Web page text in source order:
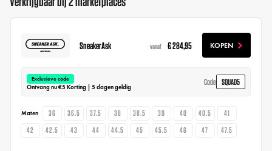
SneakerAsk vanaf € 284,95 KOPEN
Exclusieve code
Ontvang nu €5 Korting | 5 dagen geldig
Code SQUAD5
Maten 36 36.5 37.5 38 38.5 39 40 40.5
41
42
42.5 43 44 44.5 45 45.5 46 47 47.5